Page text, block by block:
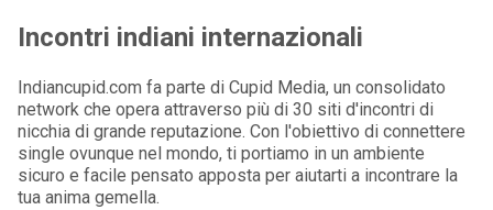
Incontri indiani internazionali
Indiancupid.com fa parte di Cupid Media, un consolidato
network che opera attraverso più di 30 siti d'incontri di
nicchia di grande reputazione. Con l'obiettivo di connettere
single ovunque nel mondo, ti portiamo in un ambiente
sicuro e facile pensato apposta per aiutarti a incontrare la
tua anima gemella.